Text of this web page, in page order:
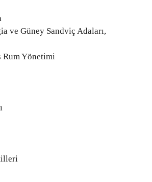
ve Güney Sandviç Adaları,
Rum Yönetimi